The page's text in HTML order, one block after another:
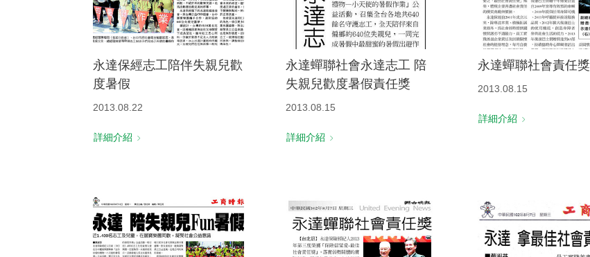
永達保經志工陪伴失親兒歡
度暑假
2013.08.22
詳細介紹
永達蟬聯社會永達志工 陪
失親兒歡度暑假責任獎
2013.08.15
詳細介紹
永達蟬聯社會責任獎
2013.08.15
詳細介紹